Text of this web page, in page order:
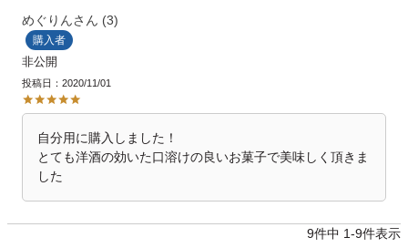
めぐりん 3
購入者
非公開
投稿日 2020/11/01
自分用に購入しました！
とても洋酒の効いた口溶けの良いお菓子で美味しく頂きま
した
9件中 1-9件表示